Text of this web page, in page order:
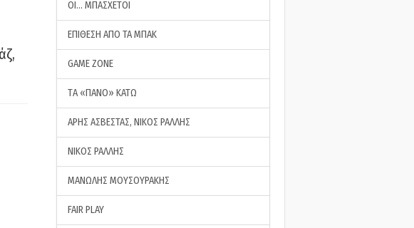
ΟΙ… ΜΠΑΣΧΕΤΟΙ
ΕΠΙΘΕΣΗ ΑΠΟ ΤΑ ΜΠΑΚ
GAME ZONE
ΤA «ΠΑΝΟ» ΚΑΤΩ
ΑΡΗΣ ΑΣΒΕΣΤΑΣ, ΝΙΚΟΣ ΡΑΛΛΗΣ
ΝΙΚΟΣ ΡΑΛΛΗΣ
ΜΑΝΩΛΗΣ ΜΟΥΣΟΥΡΑΚΗΣ
FAIR PLAY